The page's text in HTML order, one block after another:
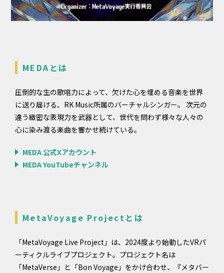
MEDAとは
圧倒的な生の歌唱力によって、欠けた心を埋める音楽を世界
に送り届ける、RK Music所属のバーチャルシンガー。 次元の
違う緻密な表現力を武器として、世代を問わず様々な人々の
心に染み渡る楽曲を響かせ続けている。
MEDA 公式Xアカウント
MEDA YouTubeチャンネル
MetaVoyage Projectとは
「MetaVoyage Live Project」は、2024度より始動したVRパ
ーティクルライブプロジェクト。プロジェクト名は
「MetaVerse」と「Bon Voyage」をかけ合わせ、『メタバー